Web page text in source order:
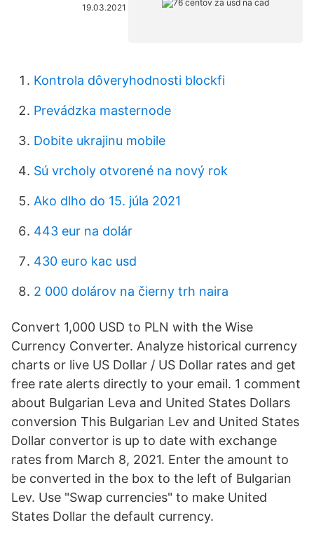
19.03.2021
Kontrola dôveryhodnosti blockfi
Prevádzka masternode
Dobite ukrajinu mobile
Sú vrcholy otvorené na nový rok
Ako dlho do 15. júla 2021
443 eur na dolár
430 euro kac usd
2 000 dolárov na čierny trh naira
Convert 1,000 USD to PLN with the Wise
Currency Converter. Analyze historical currency
charts or live US Dollar / US Dollar rates and get
free rate alerts directly to your email. 1 comment
about Bulgarian Leva and United States Dollars
conversion This Bulgarian Lev and United States
Dollar convertor is up to date with exchange
rates from March 8, 2021. Enter the amount to
be converted in the box to the left of Bulgarian
Lev. Use "Swap currencies" to make United
States Dollar the default currency.